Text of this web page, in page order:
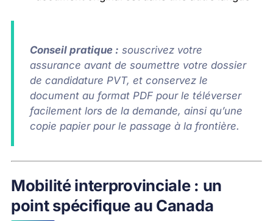
Conseil pratique : souscrivez votre
assurance avant de soumettre votre dossier
de candidature PVT, et conservez le
document au format PDF pour le téléverser
facilement lors de la demande, ainsi qu’une
copie papier pour le passage à la frontière.
Mobilité interprovinciale : un
point spécifique au Canada